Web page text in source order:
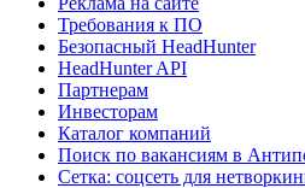
Требования к ПО
Безопасный HeadHunter
HeadHunter API
Партнерам
Инвесторам
Каталог компаний
Поиск по вакансиям в
Сетка: соцсеть для